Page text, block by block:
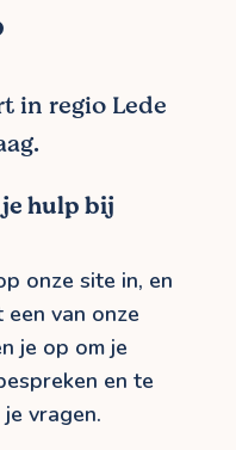
in regio Lede
hulp bij
onze site in, en
van onze
je op om je
en te
vragen.